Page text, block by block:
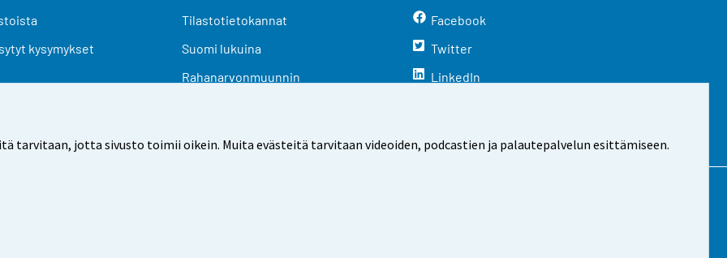
tarvitaan, jotta sivusto toimii oikein. Muita evästeitä tarvitaan videoiden, podcastien ja palautepalvelun esittämiseen.
kysymykset
Tilastotietokannat
Suomi lukuina
Rahanarvonmuunnin
Facebook
Twitter
LinkedIn